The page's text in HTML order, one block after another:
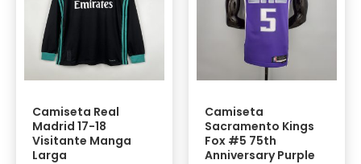
Camiseta Real
Madrid 17-18
Visitante Manga
Larga
Camiseta
Sacramento Kings
Fox #5 75th
Anniversary Purple